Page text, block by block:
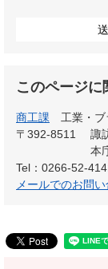
このページに
商工課
工業・
〒392-8511
諏
本
Tel：0266-52-
メールでのお問